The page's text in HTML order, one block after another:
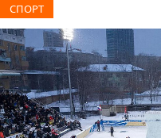
СПОРТ